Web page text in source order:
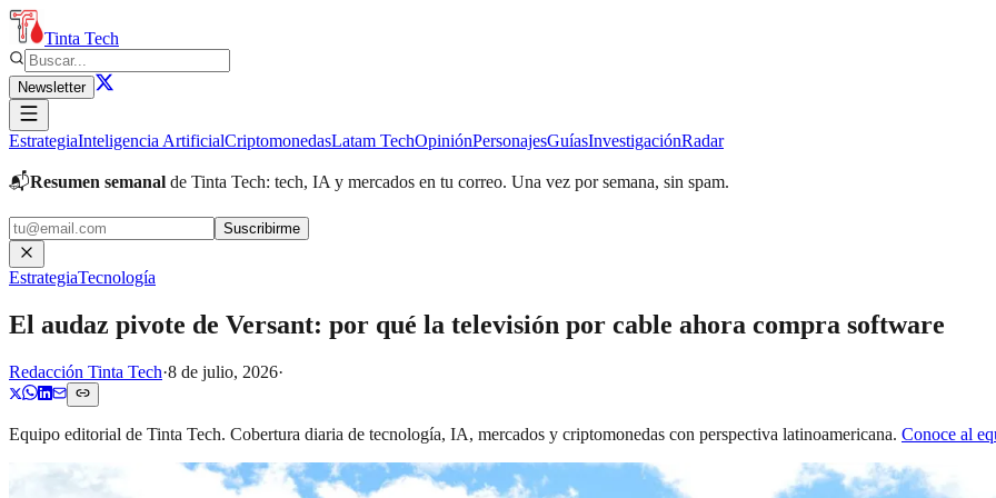
Tinta Tech
Newsletter
EstrategiaInteligencia ArtificialCriptomonedasLatam TechOpiniónPersonajesGuíasInvestigaciónRadar
📬Resumen semanal de Tinta Tech: tech, IA y mercados en tu correo. Una vez por semana, sin spam.
Suscribirme
EstrategiaTecnología
El audaz pivote de Versant: por qué la televisión por cable ahora compra software
Redacción Tinta Tech·8 de julio, 2026·
Equipo editorial de Tinta Tech. Cobertura diaria de tecnología, IA, mercados y criptomonedas con perspectiva latinoamericana. Conoce al